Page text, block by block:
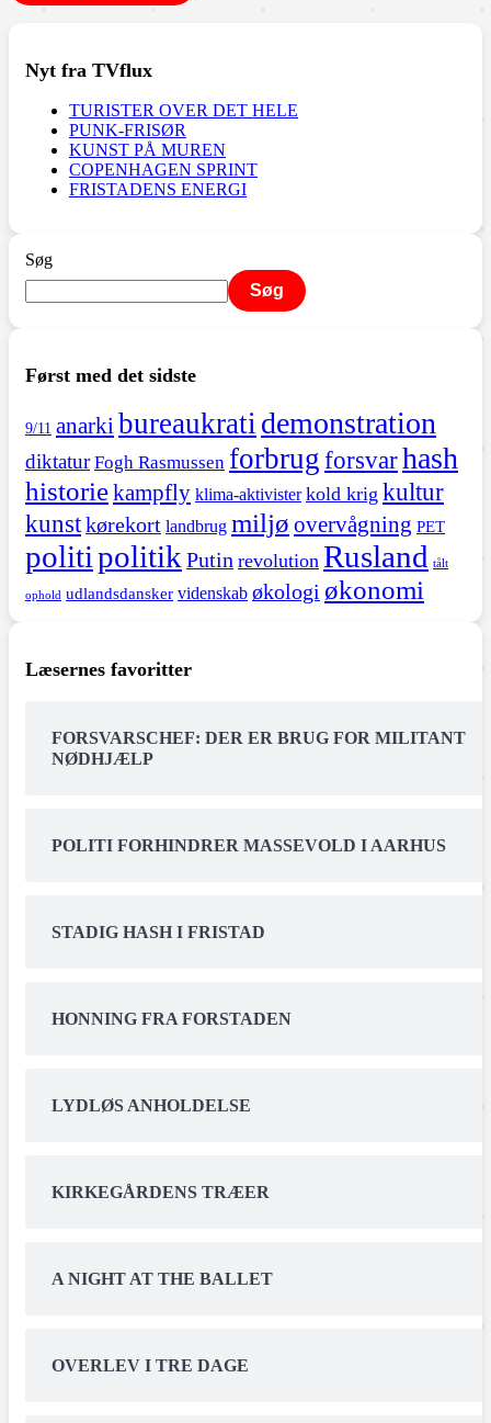
Nyt fra TVflux
TURISTER OVER DET HELE
PUNK-FRISØR
KUNST PÅ MUREN
COPENHAGEN SPRINT
FRISTADENS ENERGI
Søg
Søg
Først med det sidste
9/11 anarkibureaukrati demonstration
diktatur Fogh Rasmussen forbrugforsvarhash
historiekampfly klima-aktivister kold krig kultur
kunstkørekort landbrug miljø overvågning PET
politipolitikPutin revolution Rusland tålt
ophold udlandsdansker videnskab økologi økonomi
Læsernes favoritter
FORSVARSCHEF: DER ER BRUG FOR MILITANT
NØDHJÆLP
POLITI FORHINDRER MASSEVOLD I AARHUS
STADIG HASH I FRISTAD
HONNING FRA FORSTADEN
LYDLØS ANHOLDELSE
KIRKEGÅRDENS TRÆER
A NIGHT AT THE BALLET
OVERLEV I TRE DAGE